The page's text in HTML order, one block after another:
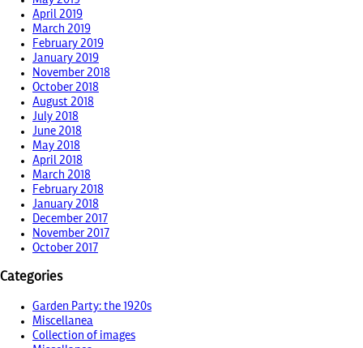
April 2019
March 2019
February 2019
January 2019
November 2018
October 2018
August 2018
July 2018
June 2018
May 2018
April 2018
March 2018
February 2018
January 2018
December 2017
November 2017
October 2017
Categories
Garden Party: the 1920s
Miscellanea
Collection of images